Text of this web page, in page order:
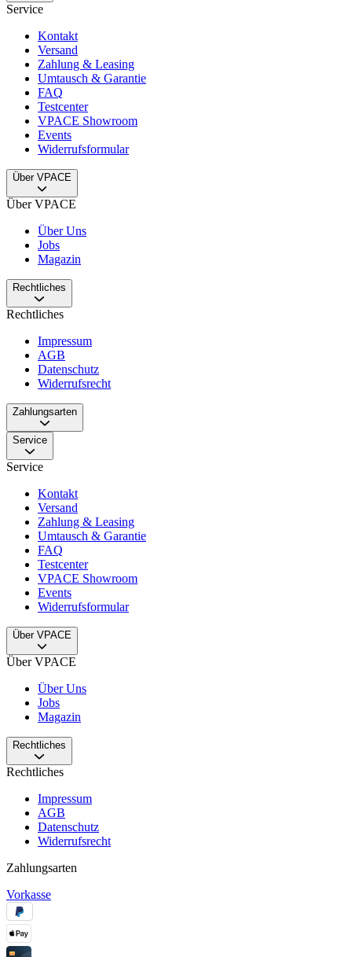
Service
Kontakt
Versand
Zahlung & Leasing
Umtausch & Garantie
FAQ
Testcenter
VPACE Showroom
Events
Widerrufsformular
Über VPACE
Über VPACE
Über Uns
Jobs
Magazin
Rechtliches
Rechtliches
Impressum
AGB
Datenschutz
Widerrufsrecht
Zahlungsarten
Service
Service
Kontakt
Versand
Zahlung & Leasing
Umtausch & Garantie
FAQ
Testcenter
VPACE Showroom
Events
Widerrufsformular
Über VPACE
Über VPACE
Über Uns
Jobs
Magazin
Rechtliches
Rechtliches
Impressum
AGB
Datenschutz
Widerrufsrecht
Zahlungsarten
Vorkasse